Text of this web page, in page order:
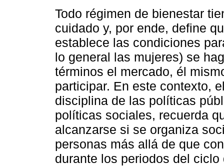
Todo régimen de bienestar
cuidado y, por ende, define
establece las condiciones
lo general las mujeres) se
términos el mercado, él
participar. En este contexto,
disciplina de las políticas
políticas sociales, recuerda
alcanzarse si se organiza
personas más allá de que
durante los periodos del